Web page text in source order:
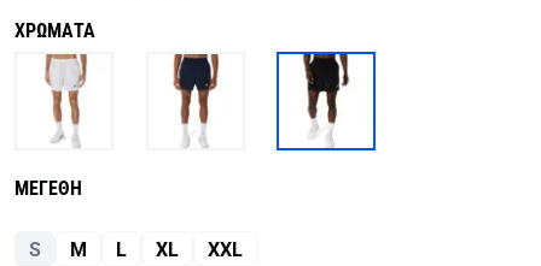
ΧΡΩΜΑΤΑ
ΜΕΓΕΘΗ
S M L XL XXL